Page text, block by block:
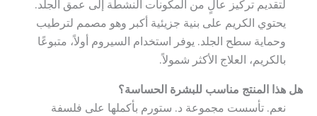
لتقديم تركيز عالٍ من المكونات النشطة إلى عمق الجلد.
يحتوي الكريم على بنية جزيئية أكبر وهو مصمم لترطيب
وحماية سطح الجلد. يوفر استخدام السيروم أولاً، متبوعًا
بالكريم، العلاج الأكثر شمولاً.
هل هذا المنتج مناسب للبشرة الحساسة؟
نعم. تأسست مجموعة د. ستورم بأكملها على فلسفة